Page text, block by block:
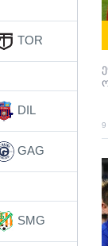
TOR
DIL
GAG
SMG
9